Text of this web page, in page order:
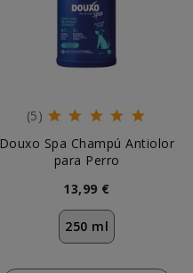
(5)
Douxo Spa Champú Antiolor
para Perro
13,99 €
250 ml